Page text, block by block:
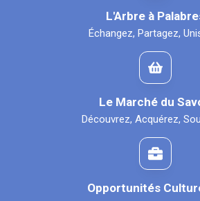
L'Arbre à
Échangez, Partagez,
Le Marché du
Découvrez, Acquérez,
Opportunités